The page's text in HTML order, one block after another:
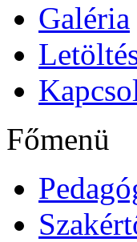
Galéria
Főmenü